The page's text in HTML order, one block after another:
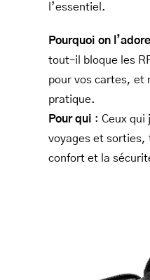
l’essentiel.
Pourquoi on l’adore
tout–il bloque les
pour vos cartes, et
pratique.
Pour qui : Ceux
voyages et sorties,
confort et la